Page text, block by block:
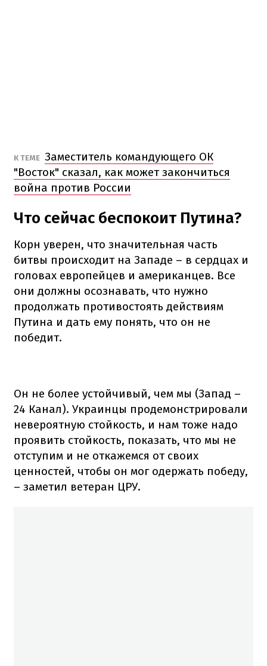
К ТЕМЕ Заместитель командующего ОК
"Восток" сказал, как может закончиться
война против России
Что сейчас беспокоит Путина?
Корн уверен, что значительная часть
битвы происходит на Западе – в сердцах и
головах европейцев и американцев. Все
они должны осознавать, что нужно
продолжать противостоять действиям
Путина и дать ему понять, что он не
победит.
Он не более устойчивый, чем мы (Запад –
24 Канал). Украинцы продемонстрировали
невероятную стойкость, и нам тоже надо
проявить стойкость, показать, что мы не
отступим и не откажемся от своих
ценностей, чтобы он мог одержать победу,
– заметил ветеран ЦРУ.